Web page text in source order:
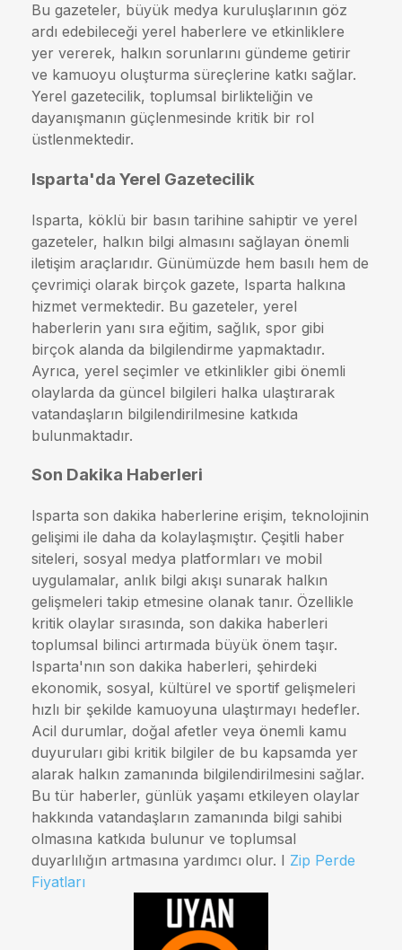
Bu gazeteler, büyük medya kuruluşlarının göz
ardı edebileceği yerel haberlere ve etkinliklere
yer vererek, halkın sorunlarını gündeme getirir
ve kamuoyu oluşturma süreçlerine katkı sağlar.
Yerel gazetecilik, toplumsal birlikteliğin ve
dayanışmanın güçlenmesinde kritik bir rol
üstlenmektedir.
Isparta'da Yerel Gazetecilik
Isparta, köklü bir basın tarihine sahiptir ve yerel
gazeteler, halkın bilgi almasını sağlayan önemli
iletişim araçlarıdır. Günümüzde hem basılı hem de
çevrimiçi olarak birçok gazete, Isparta halkına
hizmet vermektedir. Bu gazeteler, yerel
haberlerin yanı sıra eğitim, sağlık, spor gibi
birçok alanda da bilgilendirme yapmaktadır.
Ayrıca, yerel seçimler ve etkinlikler gibi önemli
olaylarda da güncel bilgileri halka ulaştırarak
vatandaşların bilgilendirilmesine katkıda
bulunmaktadır.
Son Dakika Haberleri
Isparta son dakika haberlerine erişim, teknolojinin
gelişimi ile daha da kolaylaşmıştır. Çeşitli haber
siteleri, sosyal medya platformları ve mobil
uygulamalar, anlık bilgi akışı sunarak halkın
gelişmeleri takip etmesine olanak tanır. Özellikle
kritik olaylar sırasında, son dakika haberleri
toplumsal bilinci artırmada büyük önem taşır.
Isparta'nın son dakika haberleri, şehirdeki
ekonomik, sosyal, kültürel ve sportif gelişmeleri
hızlı bir şekilde kamuoyuna ulaştırmayı hedefler.
Acil durumlar, doğal afetler veya önemli kamu
duyuruları gibi kritik bilgiler de bu kapsamda yer
alarak halkın zamanında bilgilendirilmesini sağlar.
Bu tür haberler, günlük yaşamı etkileyen olaylar
hakkında vatandaşların zamanında bilgi sahibi
olmasına katkıda bulunur ve toplumsal
duyarlılığın artmasına yardımcı olur. I Zip Perde
Fiyatları